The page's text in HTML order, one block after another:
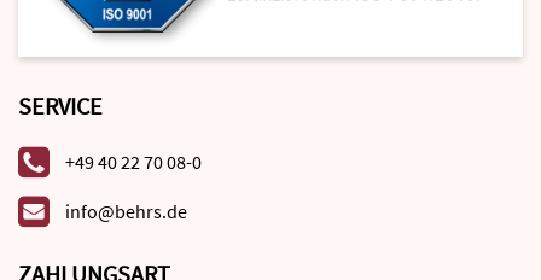
SERVICE
+49 40 22 70 08-0
info@behrs.de
ZAHLUNGSART